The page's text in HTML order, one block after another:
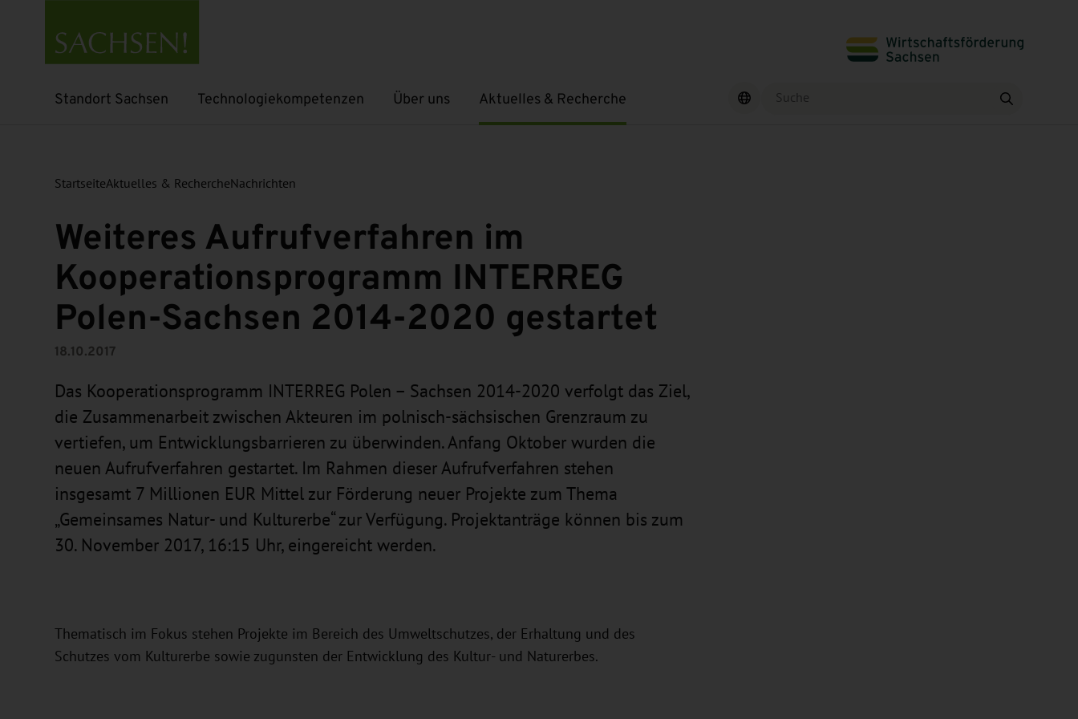
Standort Sachsen
Untermenü öffnen Technologiekompetenzen
Untermenü öffnen Über uns
Untermenü öffnenAktuelles & Recherche
Untermenü öffnen Finden
StartseiteAktuelles & RechercheNachrichten
Weiteres Aufrufverfahren im
Kooperationsprogramm INTERREG
Polen-Sachsen 2014-2020 gestartet
18.10.2017
Das Kooperationsprogramm INTERREG Polen – Sachsen 2014-2020 verfolgt das Ziel,
die Zusammenarbeit zwischen Akteuren im polnisch-sächsischen Grenzraum zu
vertiefen, um Entwicklungsbarrieren zu überwinden. Anfang Oktober wurden die
neuen Aufrufverfahren gestartet. Im Rahmen dieser Aufrufverfahren stehen
insgesamt 7 Millionen EUR Mittel zur Förderung neuer Projekte zum Thema
„Gemeinsames Natur- und Kulturerbe“ zur Verfügung. Projektanträge können bis zum
30. November 2017, 16:15 Uhr, eingereicht werden.
Thematisch im Fokus stehen Projekte im Bereich des Umweltschutzes, der Erhaltung und des
Schutzes vom Kulturerbe sowie zugunsten der Entwicklung des Kultur- und Naturerbes.